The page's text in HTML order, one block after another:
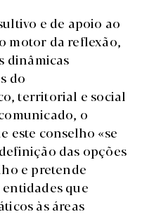
e de apoio ao
motor da reflexão,
dinâmicas
do
territorial e social
o
este conselho «se
das opções
e pretende
que
às áreas